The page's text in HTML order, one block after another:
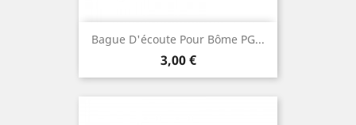
Bague D'écoute Pour Bôme PG...
Prix
3,00 €